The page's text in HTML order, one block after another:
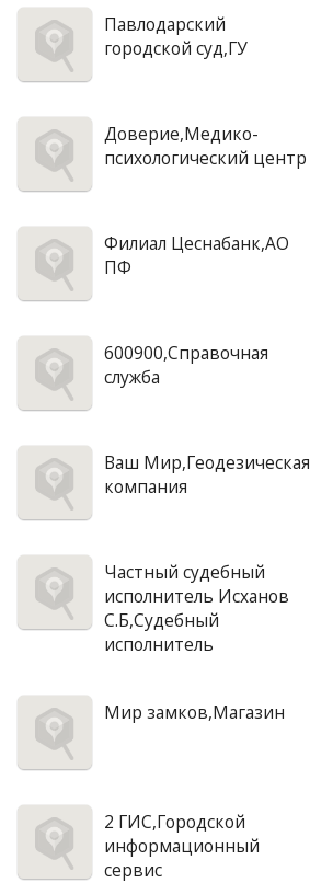
Павлодарский
городской суд,ГУ
Доверие,Медико-
психологический центр
Филиал Цеснабанк,АО
ПФ
600900,Справочная
служба
Ваш Мир,Геодезическая
компания
Частный судебный
исполнитель Исханов
С.Б,Судебный
исполнитель
Мир замков,Магазин
2 ГИС,Городской
информационный
сервис